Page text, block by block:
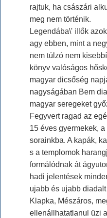
rajtuk, ha császári
meg nem történik.
Legendába\' illők
agy ebben, mint a
nem túlzó nem
könyv valóságos
magyar dicsőség
nagyságában Bem
magyar seregeket
Fegyvert ragad az
15 éves gyermekek,
sorainkba. A kapák,
s a templomok
formálódnak át
hadi jelentések
ujabb és ujabb
Klapka, Mészáros,
ellenállhatatlanul üzi